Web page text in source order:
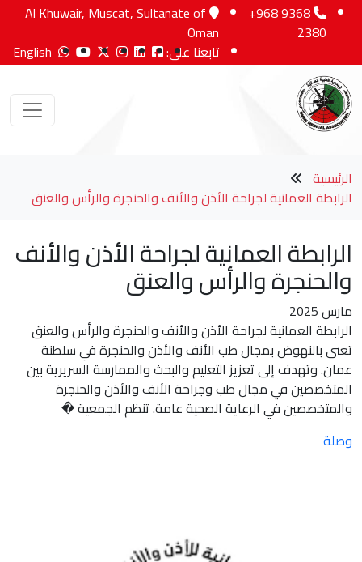
+968 9368
2380
Al Khuwair, Muscat, Sultanate of
Oman
تابعنا على:
English
الرئيسية
الرابطة العمانية لجراحة الأذن والأنف والحنجرة والرأس والعنق
الرابطة العمانية لجراحة الأذن والأنف
والحنجرة والرأس والعنق
مارس 2025
الرابطة العمانية لجراحة الأذن والأنف والحنجرة والرأس والعنق
تعنى بالنهوض بمجال طب الأنف والأذن والحنجرة في سلطنة
عمان. وتهدف إلى تعزيز التعليم والبحث والممارسة السريرية بين
المتخصصين في مجال طب وجراحة الأنف والأذن والحنجرة
والمتخصصين في الرعاية الصحية عامة. تنظم الجمعية �
وصلة